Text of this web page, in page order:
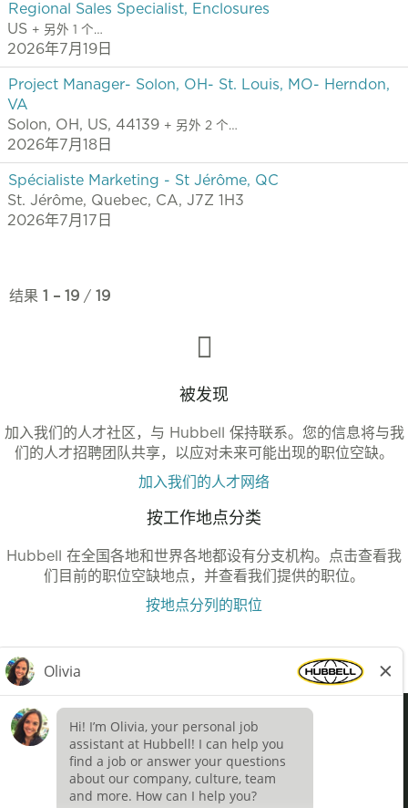
Regional Sales Specialist, Enclosures
US + 另外 1 个…
2026年7月19日
Project Manager- Solon, OH- St. Louis, MO- Herndon,
VA
Solon, OH, US, 44139 + 另外 2 个…
2026年7月18日
Spécialiste Marketing - St Jérôme, QC
St. Jérôme, Quebec, CA, J7Z 1H3
2026年7月17日
结果 1 – 19 / 19
被发现
加入我们的人才社区，与 Hubbell 保持联系。您的信息将与我
们的人才招聘团队共享，以应对未来可能出现的职位空缺。
加入我们的人才网络
按工作地点分类
Hubbell 在全国各地和世界各地都设有分支机构。点击查看我
们目前的职位空缺地点，并查看我们提供的职位。
按地点分列的职位
Definições de cookies